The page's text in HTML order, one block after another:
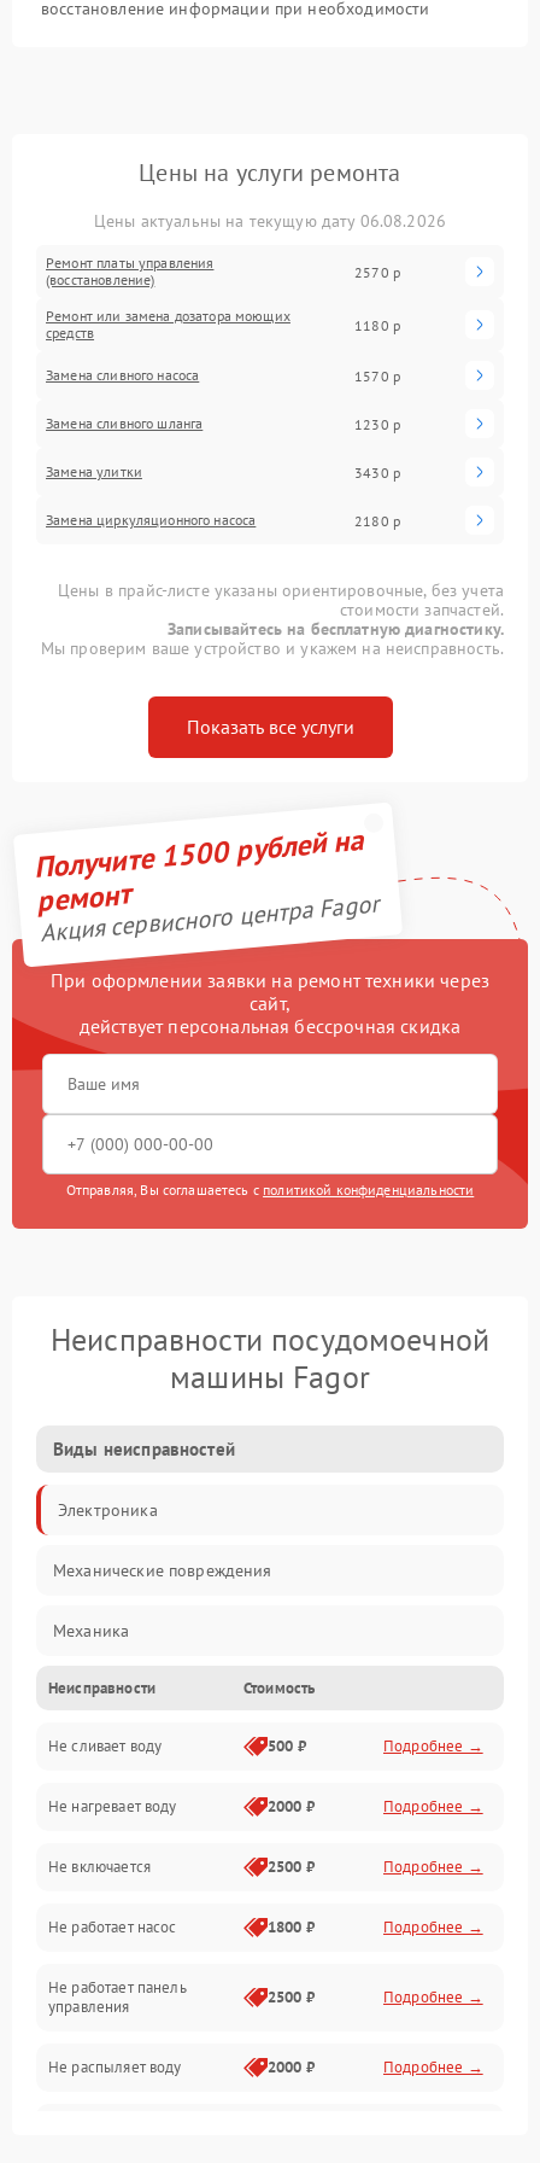
восстановление информации при необходимости
Цены на услуги ремонта
Цены актуальны на текущую дату 06.08.2026
Ремонт платы управления
(восстановление)
2570 р
Ремонт или замена дозатора моющих
средств
1180 р
Замена сливного насоса 1570 р
Замена сливного шланга 1230 р
Замена улитки 3430 р
Замена циркуляционного насоса 2180 р
Цены в прайс-листе указаны ориентировочные, без учета
стоимости запчастей.
Записывайтесь на бесплатную диагностику.
Мы проверим ваше устройство и укажем на неисправность.
Показать все услуги
Получите 1500 рублей на
ремонт
Акция сервисного центра Fagor
При оформлении заявки на ремонт техники через
сайт,
действует персональная бессрочная скидка
Отправляя, Вы соглашаетесь с политикой конфиденциальности
Неисправности посудомоечной
машины Fagor
Виды неисправностей
Электроника
Механические повреждения
Механика
Управление
Электропитание
Датчики
Нагрев
Вода
Гигиена
Программное обеспечение
Неисправности Стоимость
Не сливает воду 500 ₽ Подробнее →
Не нагревает воду 2000 ₽ Подробнее →
Не включается 2500 ₽ Подробнее →
Не работает насос 1800 ₽ Подробнее →
Не работает панель
управления
2500 ₽ Подробнее →
Не распыляет воду 2000 ₽ Подробнее →